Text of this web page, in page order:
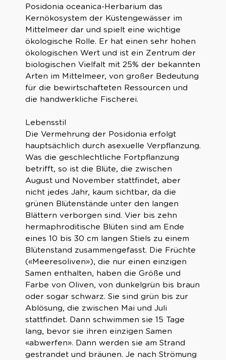
Posidonia oceanica-Herbarium das
Kernökosystem der Küstengewässer im
Mittelmeer dar und spielt eine wichtige
ökologische Rolle. Er hat einen sehr hohen
ökologischen Wert und ist ein Zentrum der
biologischen Vielfalt mit 25% der bekannten
Arten im Mittelmeer, von großer Bedeutung
für die bewirtschafteten Ressourcen und
die handwerkliche Fischerei.
Lebensstil
Die Vermehrung der Posidonia erfolgt
hauptsächlich durch asexuelle Verpflanzung.
Was die geschlechtliche Fortpflanzung
betrifft, so ist die Blüte, die zwischen
August und November stattfindet, aber
nicht jedes Jahr, kaum sichtbar, da die
grünen Blütenstände unter den langen
Blättern verborgen sind. Vier bis zehn
hermaphroditische Blüten sind am Ende
eines 10 bis 30 cm langen Stiels zu einem
Blütenstand zusammengefasst. Die Früchte
(«Meeresoliven»), die nur einen einzigen
Samen enthalten, haben die Größe und
Farbe von Oliven, von dunkelgrün bis braun
oder sogar schwarz. Sie sind grün bis zur
Ablösung, die zwischen Mai und Juli
stattfindet. Dann schwimmen sie 15 Tage
lang, bevor sie ihren einzigen Samen
«abwerfen». Dann werden sie am Strand
gestrandet und bräunen. Je nach Strömung